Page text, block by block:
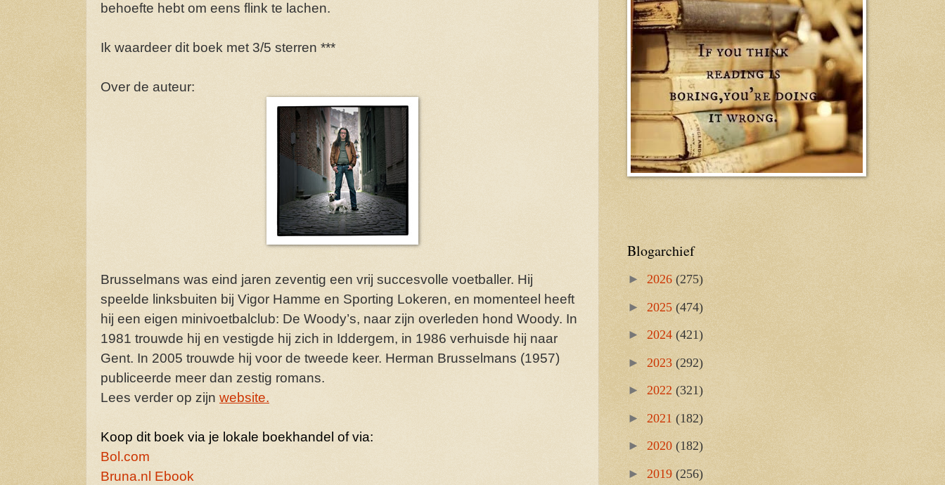
behoefte hebt om eens flink te lachen.
Ik waardeer dit boek met 3/5 sterren ***
Over de auteur:
Brusselmans was eind jaren zeventig een vrij succesvolle voetballer. Hij
speelde linksbuiten bij Vigor Hamme en Sporting Lokeren, en momenteel heeft
hij een eigen minivoetbalclub: De Woody’s, naar zijn overleden hond Woody. In
1981 trouwde hij en vestigde hij zich in Iddergem, in 1986 verhuisde hij naar
Gent. In 2005 trouwde hij voor de tweede keer. Herman Brusselmans (1957)
publiceerde meer dan zestig romans.
Lees verder op zijn website.
Koop dit boek via je lokale boekhandel of via:
Bol.com
Bruna.nl Ebook
Blogarchief
► 2026 (275)
► 2025 (474)
► 2024 (421)
► 2023 (292)
► 2022 (321)
► 2021 (182)
► 2020 (182)
► 2019 (256)